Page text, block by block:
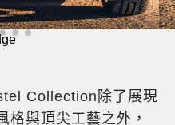
Collection除了展現
與頂尖工藝之外，